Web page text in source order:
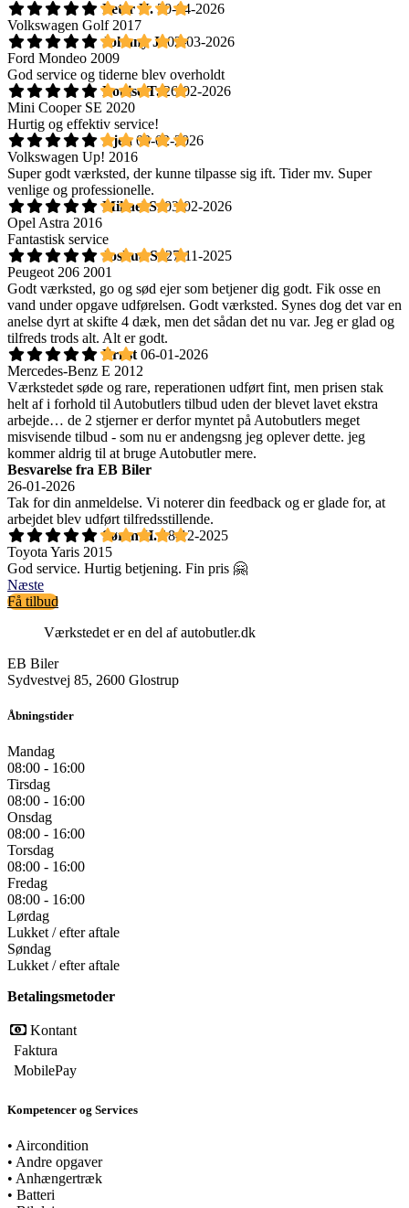
Peter N. 30-04-2026
Volkswagen Golf 2017
Johnny J. 02-03-2026
Ford Mondeo 2009
God service og tiderne blev overholdt
Louise T. 26-02-2026
Mini Cooper SE 2020
Hurtig og effektiv service!
Ajen 09-02-2026
Volkswagen Up! 2016
Super godt værksted, der kunne tilpasse sig ift. Tider mv. Super
venlige og professionelle.
Mikael S. 03-02-2026
Opel Astra 2016
Fantastisk service
Joshua S. 27-11-2025
Peugeot 206 2001
Godt værksted, go og sød ejer som betjener dig godt. Fik osse en
vand under opgave udførelsen. Godt værksted. Synes dog det var en
anelse dyrt at skifte 4 dæk, men det sådan det nu var. Jeg er glad og
tilfreds trods alt. Alt er godt.
Ernst 06-01-2026
Mercedes-Benz E 2012
Værkstedet søde og rare, reperationen udført fint, men prisen stak
helt af i forhold til Autobutlers tilbud uden der blevet lavet ekstra
arbejde… de 2 stjerner er derfor myntet på Autobutlers meget
misvisende tilbud - som nu er andengsng jeg oplever dette. jeg
kommer aldrig til at bruge Autobutler mere.
Besvarelse fra EB Biler
26-01-2026
Tak for din anmeldelse. Vi noterer din feedback og er glade for, at
arbejdet blev udført tilfredsstillende.
Søren H. 18-12-2025
Toyota Yaris 2015
God service. Hurtig betjening. Fin pris 🤗
Næste
Få tilbud
Værkstedet er en del af autobutler.dk
EB Biler
Sydvestvej 85, 2600 Glostrup
Åbningstider
Mandag
08:00 - 16:00
Tirsdag
08:00 - 16:00
Onsdag
08:00 - 16:00
Torsdag
08:00 - 16:00
Fredag
08:00 - 16:00
Lørdag
Lukket / efter aftale
Søndag
Lukket / efter aftale
Betalingsmetoder
Kontant
Faktura
MobilePay
Kompetencer og Services
• Aircondition
• Andre opgaver
• Anhængertræk
• Batteri